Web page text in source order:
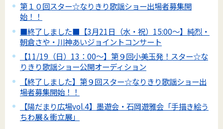
第１０回スター☆なりきり歌謡ショー出場者募集開
始！！
■終了しました■【3月21日（水・祝）15:00～】純烈・
朝倉さや・川神あいジョイントコンサート
【11/19（日）13：00～】第９回小美玉発！スター☆な
りきり歌謡ショー公開オーディション
【終了しました】第９回スター☆なりきり歌謡ショー出
場者募集開始！！
【陽だまり広場vol.4】墨遊会・石岡遊雅会「手描き絵う
ちわ展＆衝立展」